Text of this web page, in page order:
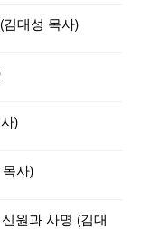
대성 목사)
)
사)
원과 사명 (김대